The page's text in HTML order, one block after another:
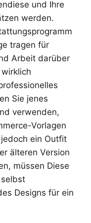
und Ihre
werden.
tragen für
Arbeit darüber
Sie jenes
verwenden,
Vorlagen
ein Outfit
älteren Version
müssen Diese
Designs für ein